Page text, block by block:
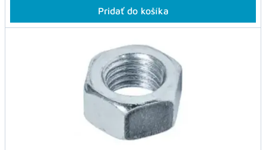
Pridať do košíka